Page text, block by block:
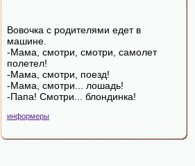
Вовочка с родителями едет в
машине.
-Мама, смотри, смотри, самолет
полетел!
-Мама, смотри, поезд!
-Мама, смотри... лошадь!
-Папа! Смотри... блондинка!
информеры